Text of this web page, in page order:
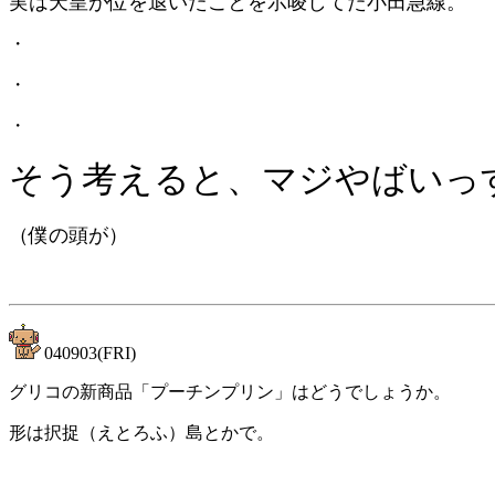
・
・
・
そう考えると、マジやばいっ
（僕の頭が）
040903(FRI)
グリコの新商品「プーチンプリン」はどうでしょうか。
形は択捉（えとろふ）島とかで。